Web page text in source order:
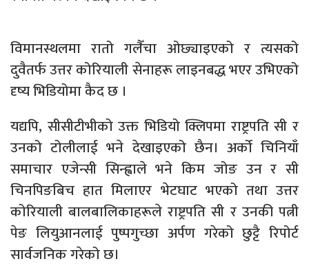
विमानस्थलमा रातो गलैँचा ओछ्याइएको र त्यसको
दुवैतर्फ उत्तर कोरियाली सेनाहरू लाइनबद्ध भएर उभिएको
दृष्य भिडियोमा कैद छ ।
यद्यपि, सीसीटीभीको उक्त भिडियो क्लिपमा राष्ट्रपति सी र
उनको टोलीलाई भने देखाइएको छैन। अर्को चिनियाँ
समाचार एजेन्सी सिन्ह्वाले भने किम जोङ उन र सी
चिनपिङबिच हात मिलाएर भेटघाट भएको तथा उत्तर
कोरियाली बालबालिकाहरूले राष्ट्रपति सी र उनकी पत्नी
पेङ लियुआनलाई पुष्पगुच्छा अर्पण गरेको छुट्टै रिपोर्ट
सार्वजनिक गरेको छ।